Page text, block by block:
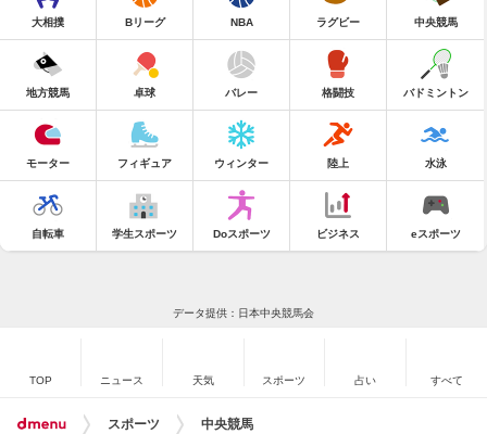
大相撲 Bリーグ NBA ラグビー 中央競馬
地方競馬 卓球 バレー 格闘技 バドミントン
モーター フィギュア ウィンター 陸上 水泳
自転車 学生スポーツ Doスポーツ ビジネス eスポーツ
データ提供：日本中央競馬会
TOP ニュース 天気 スポーツ 占い すべて
スポーツ 中央競馬